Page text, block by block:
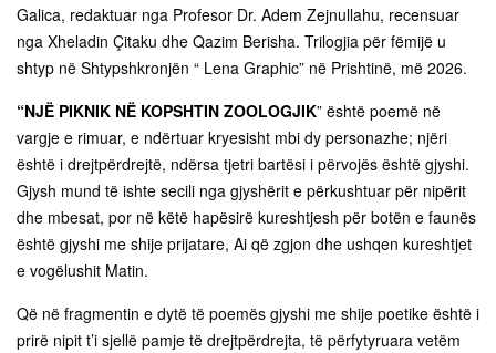
Galica, redaktuar nga Profesor Dr. Adem Zejnullahu, recensuar
nga Xheladin Çitaku dhe Qazim Berisha. Trilogjia për fëmijë u
shtyp në Shtypshkronjën “ Lena Graphic” në Prishtinë, më 2026.
“NJË PIKNIK NË KOPSHTIN ZOOLOGJIK” është poemë në
vargje e rimuar, e ndërtuar kryesisht mbi dy personazhe; njëri
është i drejtpërdrejtë, ndërsa tjetri bartësi i përvojës është gjyshi.
Gjysh mund të ishte secili nga gjyshërit e përkushtuar për nipërit
dhe mbesat, por në këtë hapësirë kureshtjesh për botën e faunës
është gjyshi me shije prijatare, Ai që zgjon dhe ushqen kureshtjet
e vogëlushit Matin.
Që në fragmentin e dytë të poemës gjyshi me shije poetike është i
prirë nipit t’i sjellë pamje të drejtpërdrejta, të përfytyruara vetëm